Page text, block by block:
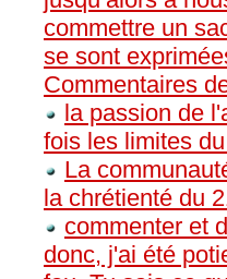
commettre un
se sont
Commentaires
la passion de
fois les limites
La
la chrétienté du
commenter et
donc, j'ai été